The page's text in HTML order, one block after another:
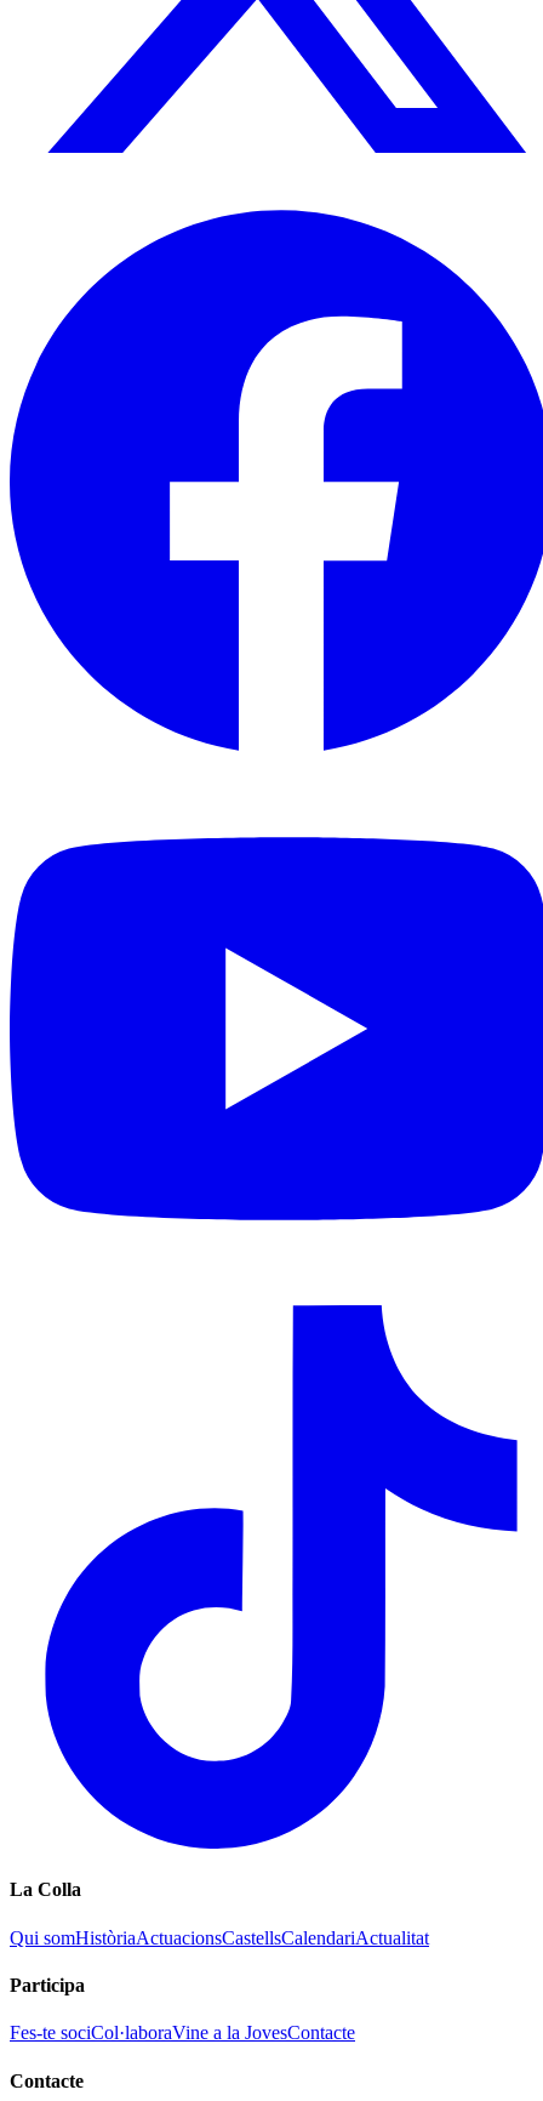
La Colla
Qui somHistòriaActuacionsCastellsCalendariActualitat
Participa
Fes-te sociCol·laboraVine a la JovesContacte
Contacte